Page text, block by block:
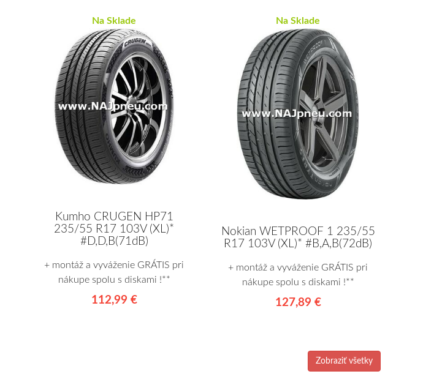
Na Sklade
Kumho CRUGEN HP71
235/55 R17 103V (XL)*
#D,D,B(71dB)
+ montáž a vyváženie GRÁTIS pri
nákupe spolu s diskami !**
112,99 €
Na Sklade
Nokian WETPROOF 1 235/55
R17 103V (XL)* #B,A,B(72dB)
+ montáž a vyváženie GRÁTIS pri
nákupe spolu s diskami !**
127,89 €
Zobraziť všetky